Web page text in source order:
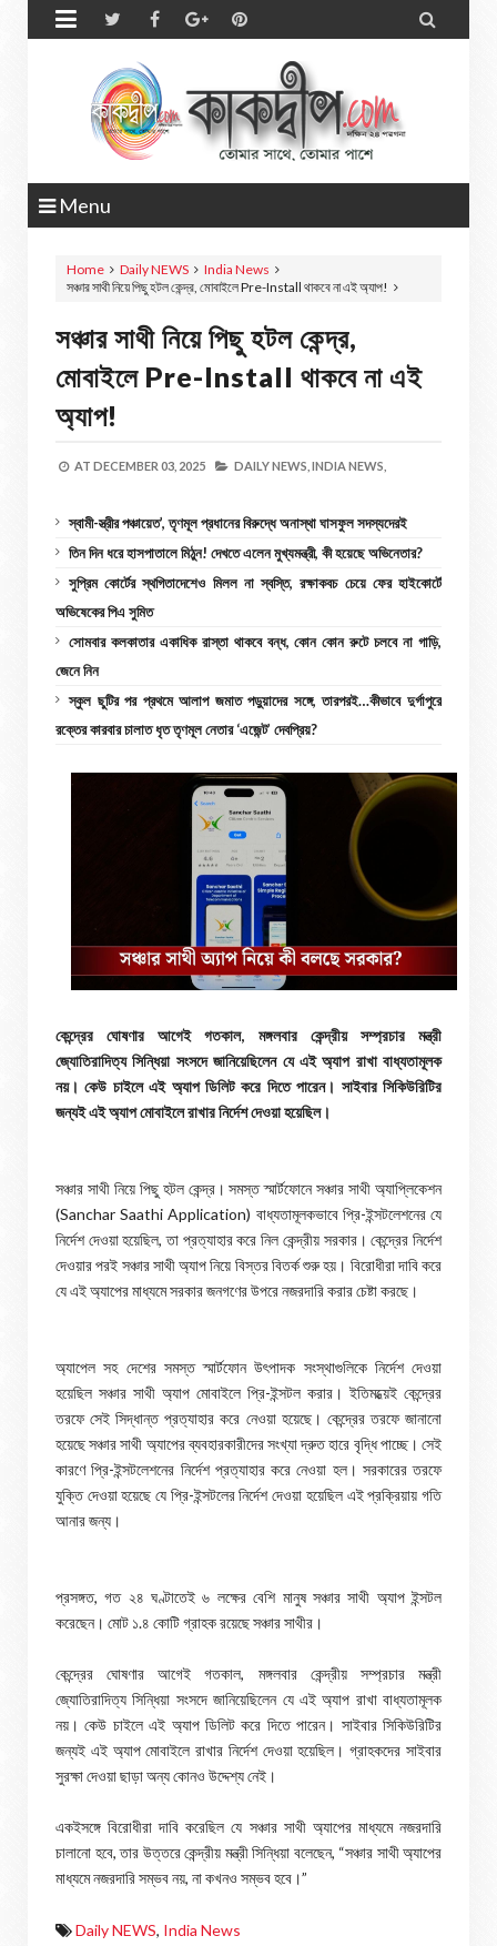
 
Menu
Home Daily NEWS
India News
সঞ্চার সাথী নিয়ে পিছু হটল কেন্দ্র, মোবাইলে Pre-Install থাকবে না এই অ্যাপ!
সঞ্চার সাথী নিয়ে পিছু হটল কেন্দ্র,
মোবাইলে Pre-Install থাকবে না এই
অ্যাপ!
AT DECEMBER 03, 2025 DAILY NEWS, INDIA NEWS,
স্বামী-স্ত্রীর পঞ্চায়েত’, তৃণমূল প্রধানের বিরুদ্ধে অনাস্থা ঘাসফুল সদস্যদেরই
তিন দিন ধরে হাসপাতালে মিঠুন! দেখতে এলেন মুখ্যমন্ত্রী, কী হয়েছে অভিনেতার?
সুপ্রিম কোর্টের স্থগিতাদেশেও মিলল না স্বস্তি, রক্ষাকবচ চেয়ে ফের হাইকোর্টে
অভিষেকের পিএ সুমিত
সোমবার কলকাতার একাধিক রাস্তা থাকবে বন্ধ, কোন কোন রুটে চলবে না গাড়ি,
জেনে নিন
স্কুল ছুটির পর প্রথমে আলাপ জমাত পড়ুয়াদের সঙ্গে, তারপরই…কীভাবে দুর্গাপুরে
রক্তের কারবার চালাত ধৃত তৃণমূল নেতার ‘এজেন্ট’ দেবপ্রিয়?
কেন্দ্রের ঘোষণার আগেই গতকাল, মঙ্গলবার কেন্দ্রীয় সম্প্রচার মন্ত্রী
জ্যোতিরাদিত্য সিন্ধিয়া সংসদে জানিয়েছিলেন যে এই অ্যাপ রাখা বাধ্যতামূলক
নয়। কেউ চাইলে এই অ্যাপ ডিলিট করে দিতে পারেন। সাইবার সিকিউরিটির
জন্যই এই অ্যাপ মোবাইলে রাখার নির্দেশ দেওয়া হয়েছিল।
সঞ্চার সাথী নিয়ে পিছু হটল কেন্দ্র। সমস্ত স্মার্টফোনে সঞ্চার সাথী অ্যাপ্লিকেশন
(Sanchar Saathi Application) বাধ্যতামূলকভাবে প্রি-ইন্সটলেশনের যে
নির্দেশ দেওয়া হয়েছিল, তা প্রত্যাহার করে নিল কেন্দ্রীয় সরকার। কেন্দ্রের নির্দেশ
দেওয়ার পরই সঞ্চার সাথী অ্যাপ নিয়ে বিস্তর বিতর্ক শুরু হয়। বিরোধীরা দাবি করে
যে এই অ্যাপের মাধ্যমে সরকার জনগণের উপরে নজরদারি করার চেষ্টা করছে।
অ্যাপেল সহ দেশের সমস্ত স্মার্টফোন উৎপাদক সংস্থাগুলিকে নির্দেশ দেওয়া
হয়েছিল সঞ্চার সাথী অ্যাপ মোবাইলে প্রি-ইন্সটল করার। ইতিমধ্য়েই কেন্দ্রের
তরফে সেই সিদ্ধান্ত প্রত্যাহার করে নেওয়া হয়েছে। কেন্দ্রের তরফে জানানো
হয়েছে সঞ্চার সাথী অ্যাপের ব্যবহারকারীদের সংখ্যা দ্রুত হারে বৃদ্ধি পাচ্ছে। সেই
কারণে প্রি-ইন্সটলেশনের নির্দেশ প্রত্যাহার করে নেওয়া হল। সরকারের তরফে
যুক্তি দেওয়া হয়েছে যে প্রি-ইন্সটলের নির্দেশ দেওয়া হয়েছিল এই প্রক্রিয়ায় গতি
আনার জন্য।
প্রসঙ্গত, গত ২৪ ঘণ্টাতেই ৬ লক্ষের বেশি মানুষ সঞ্চার সাথী অ্যাপ ইন্সটল
করেছেন। মোট ১.৪ কোটি গ্রাহক রয়েছে সঞ্চার সাথীর।
কেন্দ্রের ঘোষণার আগেই গতকাল, মঙ্গলবার কেন্দ্রীয় সম্প্রচার মন্ত্রী
জ্যোতিরাদিত্য সিন্ধিয়া সংসদে জানিয়েছিলেন যে এই অ্যাপ রাখা বাধ্যতামূলক
নয়। কেউ চাইলে এই অ্যাপ ডিলিট করে দিতে পারেন। সাইবার সিকিউরিটির
জন্যই এই অ্যাপ মোবাইলে রাখার নির্দেশ দেওয়া হয়েছিল। গ্রাহকদের সাইবার
সুরক্ষা দেওয়া ছাড়া অন্য কোনও উদ্দেশ্য নেই।
একইসঙ্গে বিরোধীরা দাবি করেছিল যে সঞ্চার সাথী অ্যাপের মাধ্যমে নজরদারি
চালানো হবে, তার উত্তরে কেন্দ্রীয় মন্ত্রী সিন্ধিয়া বলেছেন, “সঞ্চার সাথী অ্যাপের
মাধ্যমে নজরদারি সম্ভব নয়, না কখনও সম্ভব হবে।”
Daily NEWS, India News